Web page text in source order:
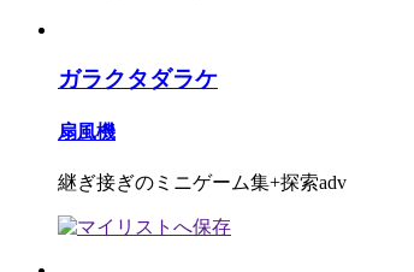
ガラクタダラケ
扇風機
継ぎ接ぎのミニゲーム集+探索adv